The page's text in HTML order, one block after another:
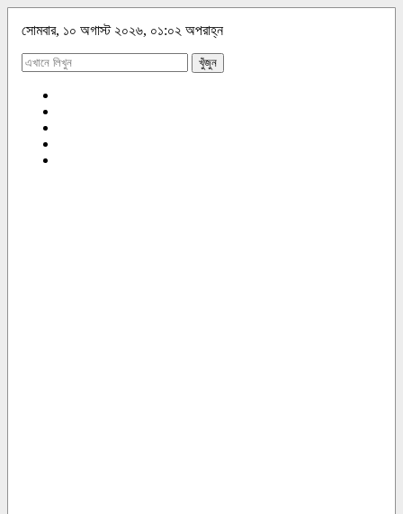
সোমবার, ১০ অগাস্ট ২০২৬, ০১:০২ অপরাহ্ন
খুঁজুন